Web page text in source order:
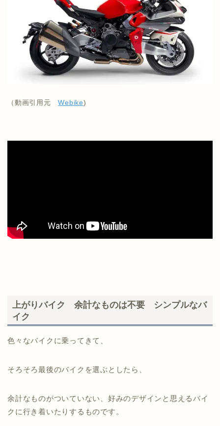
（動画引用元Webike)
上がりバイク 余計なものは不要 シンプルなバ
イク
色々なバイクに乗ってきて、
そろそろ最後のバイクを選ぶとしたら、
余計なものがついていない、好みのデザインと思えるバイ
クに行き着いたりするものです。